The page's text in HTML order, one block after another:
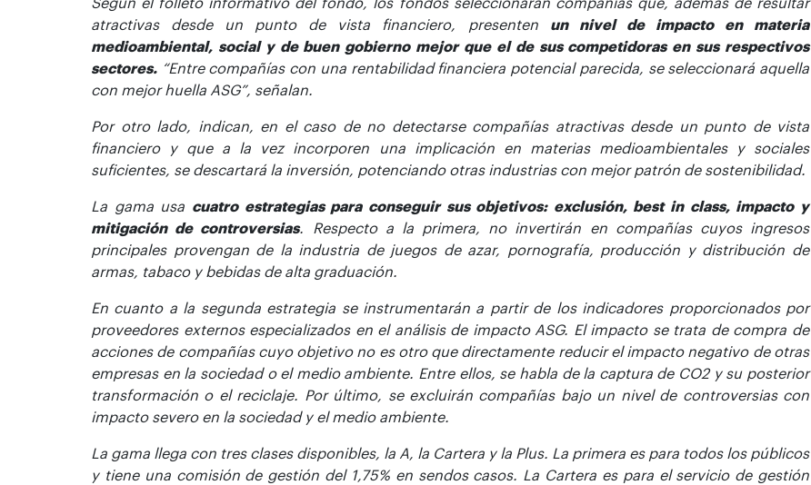
atractivas desde un punto de vista financiero, presenten un nivel de impacto en materia
medioambiental, social y de buen gobierno mejor que el de sus competidoras en sus respectivos
sectores. “Entre compañías con una rentabilidad financiera potencial parecida, se seleccionará aquella
con mejor huella ASG”, señalan.
Por otro lado, indican, en el caso de no detectarse compañías atractivas desde un punto de vista
financiero y que a la vez incorporen una implicación en materias medioambientales y sociales
suficientes, se descartará la inversión, potenciando otras industrias con mejor patrón de sostenibilidad.
La gama usa cuatro estrategias para conseguir sus objetivos: exclusión, best in class, impacto y
mitigación de controversias. Respecto a la primera, no invertirán en compañías cuyos ingresos
principales provengan de la industria de juegos de azar, pornografía, producción y distribución de
armas, tabaco y bebidas de alta graduación.
En cuanto a la segunda estrategia se instrumentarán a partir de los indicadores proporcionados por
proveedores externos especializados en el análisis de impacto ASG. El impacto se trata de compra de
acciones de compañías cuyo objetivo no es otro que directamente reducir el impacto negativo de otras
empresas en la sociedad o el medio ambiente. Entre ellos, se habla de la captura de CO2 y su posterior
transformación o el reciclaje. Por último, se excluirán compañías bajo un nivel de controversias con
impacto severo en la sociedad y el medio ambiente.
La gama llega con tres clases disponibles, la A, la Cartera y la Plus. La primera es para todos los públicos
y tiene una comisión de gestión del 1,75% en sendos casos. La Cartera es para el servicio de gestión